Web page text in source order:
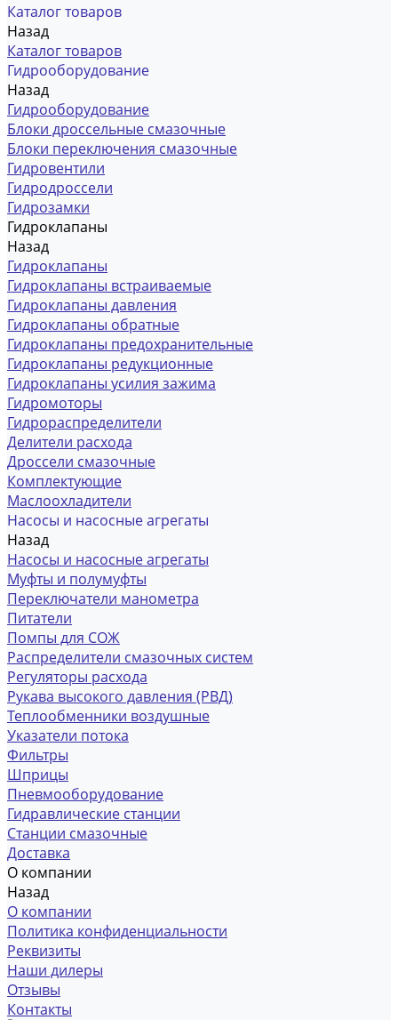
Каталог товаров
Назад
Каталог товаров
Гидрооборудование
Назад
Гидрооборудование
Блоки дроссельные смазочные
Блоки переключения смазочные
Гидровентили
Гидродроссели
Гидрозамки
Гидроклапаны
Назад
Гидроклапаны
Гидроклапаны встраиваемые
Гидроклапаны давления
Гидроклапаны обратные
Гидроклапаны предохранительные
Гидроклапаны редукционные
Гидроклапаны усилия зажима
Гидромоторы
Гидрораспределители
Делители расхода
Дроссели смазочные
Комплектующие
Маслоохладители
Насосы и насосные агрегаты
Назад
Насосы и насосные агрегаты
Муфты и полумуфты
Переключатели манометра
Питатели
Помпы для СОЖ
Распределители смазочных систем
Регуляторы расхода
Рукава высокого давления (РВД)
Теплообменники воздушные
Указатели потока
Фильтры
Шприцы
Пневмооборудование
Гидравлические станции
Станции смазочные
Доставка
О компании
Назад
О компании
Политика конфиденциальности
Реквизиты
Наши дилеры
Отзывы
Контакты